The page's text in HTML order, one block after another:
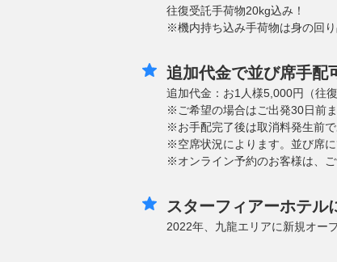
往復受託手荷物20kg込み！
※機内持ち込み手荷物は身の回り
追加代金で並び席手配
追加代金：お1人様5,000円（往復
※ご希望の場合はご出発30日前
※お手配完了後は取消料発生前で
※空席状況によります。並び席
※オンライン予約のお客様は、
スターフィアーホテル
2022年、九龍エリアに新規オー